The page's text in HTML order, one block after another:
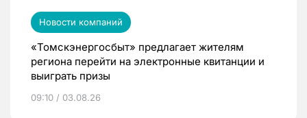
Новости компаний
«Томскэнергосбыт» предлагает жителям
региона перейти на электронные квитанции и
выиграть призы
09:10 / 03.08.26